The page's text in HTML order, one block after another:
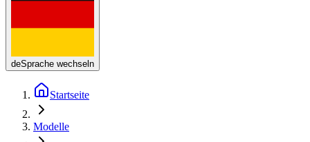
deSprache wechseln
Startseite
Modelle